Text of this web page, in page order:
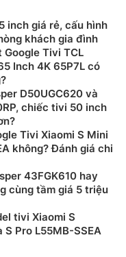
inch giá rẻ, cấu hình
khách gia đình
Tivi TCL
Inch 4K 65P7L có
D50UGC620 và
chiếc tivi 50 inch
Tivi Xiaomi S Mini
không? Đánh giá chi
43FGK610 hay
cùng tầm giá 5 triệu
tivi Xiaomi S
S Pro L55MB-SSEA